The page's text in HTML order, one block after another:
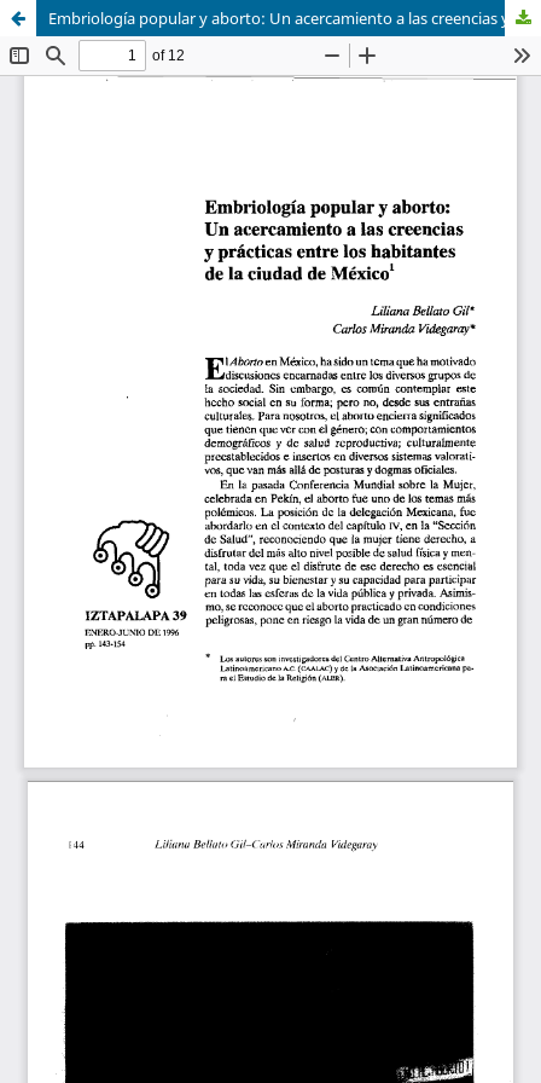
Embriología popular y aborto: Un acercamiento a las creencias y prácticas entre los habitantes de la ciudad de México